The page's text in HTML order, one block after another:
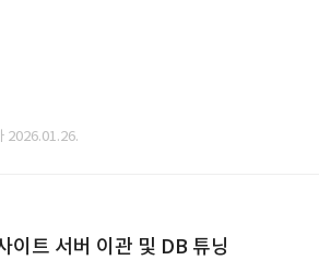
2026.01.26.
이트 서버 이관 및 DB 튜닝